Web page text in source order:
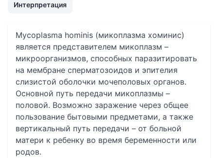
Интерпретация
Mycoplasma hominis (микоплазма хоминис)
является представителем микоплазм –
микроорганизмов, способных паразитировать
на мембране сперматозоидов и эпителия
слизистой оболочки мочеполовых органов.
Основной путь передачи микоплазмы –
половой. Возможно заражение через общее
пользование бытовыми предметами, а также
вертикальный путь передачи – от больной
матери к ребенку во время беременности или
родов.